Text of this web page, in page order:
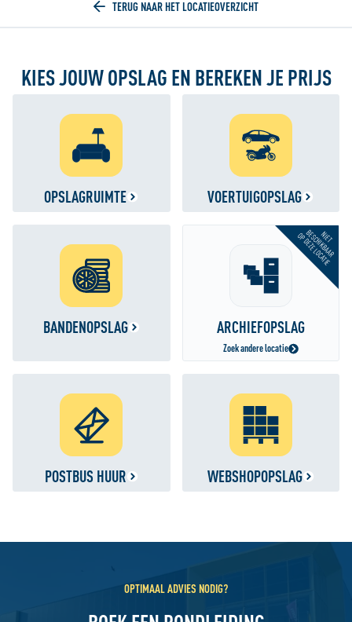
Home
KIES JOUW OPSLAG EN BEREKEN JE PRIJS
OPSLAGRUIMTE VOERTUIGOPSLAG
BANDENOPSLAG
NIET
BESCHIKBAAR
OP DEZE LOCATIE
ARCHIEFOPSLAG
Zoek andere locatie
POSTBUS HUUR WEBSHOPOPSLAG
OPTIMAAL ADVIES NODIG?